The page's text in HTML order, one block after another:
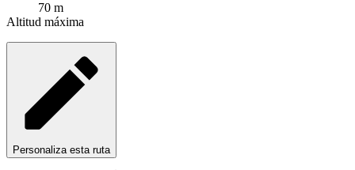
70 m
Altitud máxima
Personaliza esta ruta